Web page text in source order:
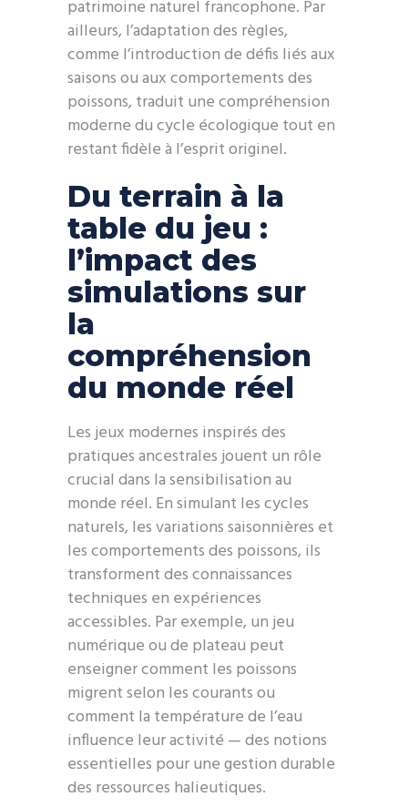
patrimoine naturel francophone. Par
ailleurs, l’adaptation des règles,
comme l’introduction de défis liés aux
saisons ou aux comportements des
poissons, traduit une compréhension
moderne du cycle écologique tout en
restant fidèle à l’esprit originel.
Du terrain à la
table du jeu :
l’impact des
simulations sur
la
compréhension
du monde réel
Les jeux modernes inspirés des
pratiques ancestrales jouent un rôle
crucial dans la sensibilisation au
monde réel. En simulant les cycles
naturels, les variations saisonnières et
les comportements des poissons, ils
transforment des connaissances
techniques en expériences
accessibles. Par exemple, un jeu
numérique ou de plateau peut
enseigner comment les poissons
migrent selon les courants ou
comment la température de l’eau
influence leur activité — des notions
essentielles pour une gestion durable
des ressources halieutiques.